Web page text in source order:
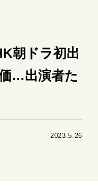
朝ドラ初出
…出演者た
2023.5.26